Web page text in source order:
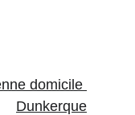
domicile
Dunkerque